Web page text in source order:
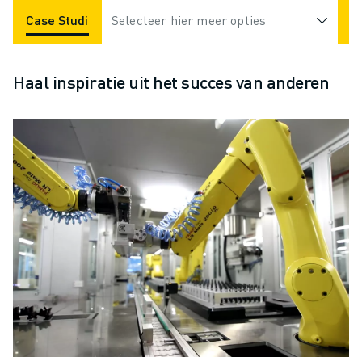
Case Studies Toepassingen Industrieën
Selecteer hier meer opties
Haal inspiratie uit het succes van anderen